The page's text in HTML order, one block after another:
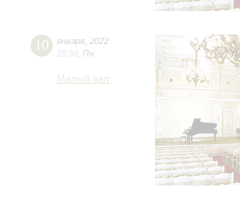
10 января 2022
18:30 Пн
Малый зал